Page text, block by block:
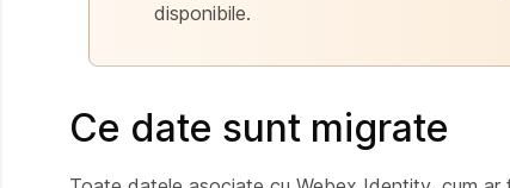
disponibile.
Ce date sunt migrate